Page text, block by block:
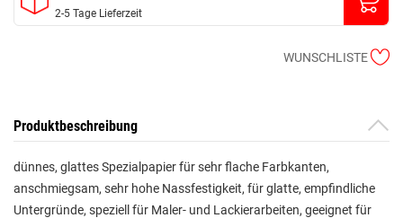
2-5 Tage Lieferzeit
WUNSCHLISTE
Produktbeschreibung
dünnes, glattes Spezialpapier für sehr flache Farbkanten,
anschmiegsam, sehr hohe Nassfestigkeit, für glatte, empfindliche
Untergründe, speziell für Maler- und Lackierarbeiten, geeignet für